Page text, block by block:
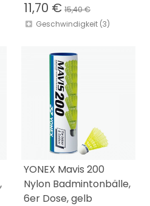
11,70 € 15,40 €
Geschwindigkeit (3)
YONEX Mavis 200
Nylon Badmintonbälle,
6er Dose, gelb